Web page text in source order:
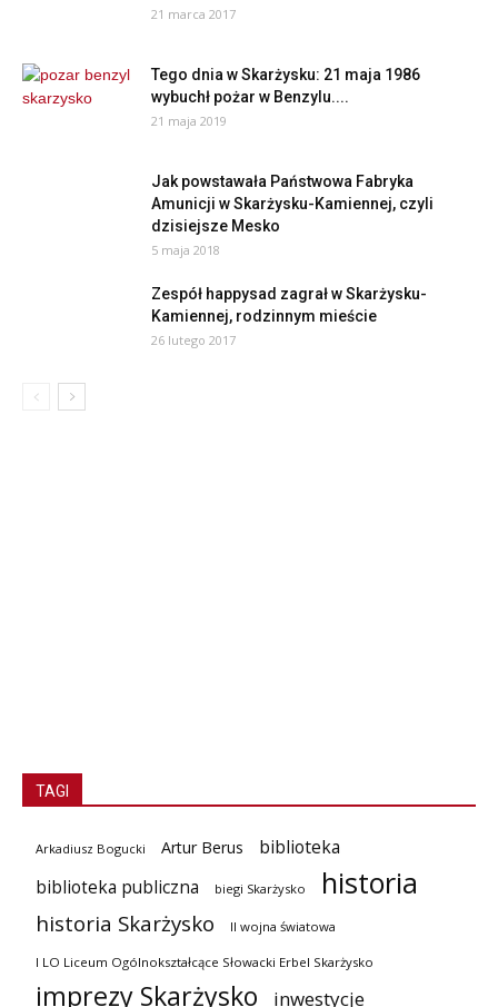
21 marca 2017
Tego dnia w Skarżysku: 21 maja 1986
wybuchł pożar w Benzylu....
21 maja 2019
Jak powstawała Państwowa Fabryka
Amunicji w Skarżysku-Kamiennej, czyli
dzisiejsze Mesko
5 maja 2018
Zespół happysad zagrał w Skarżysku-
Kamiennej, rodzinnym mieście
26 lutego 2017
TAGI
Arkadiusz Bogucki Artur Berus
biblioteka
biblioteka publiczna
biegi Skarżysko historia
historia Skarżysko II wojna światowa
I LO Liceum Ogólnokształcące Słowacki Erbel Skarżysko
imprezy Skarżysko inwestycje